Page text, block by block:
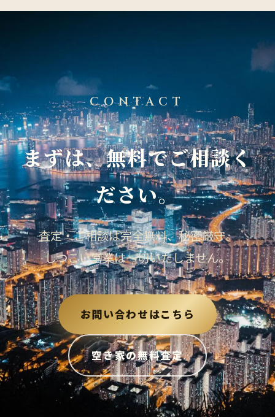
CONTACT
まずは、無料でご相談く
ださい。
査定・ご相談は完全無料、秘密厳守。
しつこい営業は一切いたしません。
お問い合わせはこちら
空き家の無料査定